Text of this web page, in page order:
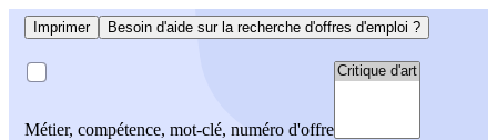
Imprimer Besoin d'aide sur la recherche d'offres d'emploi ?
Métier, compétence, mot-clé, numéro d'offre